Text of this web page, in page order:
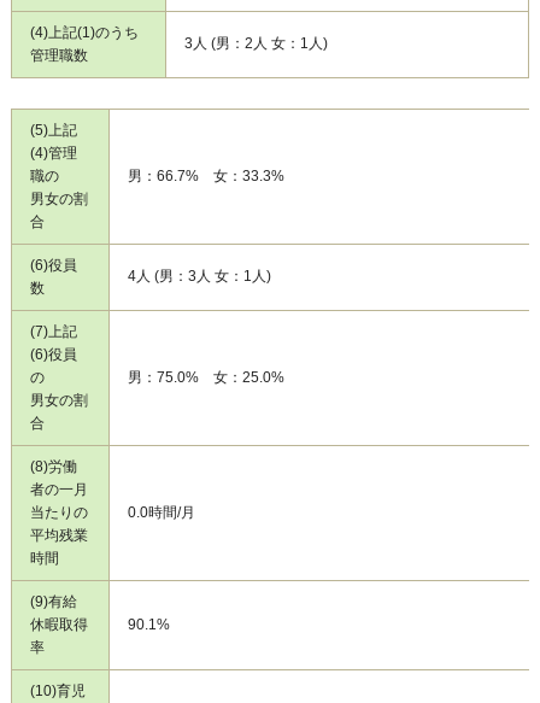
(4)上記(1)のうち
管理職数
3人 (男：2人 女：1人)
(5)上記
(4)管理
職の
男女の割
合
男：66.7% 女：33.3%
(6)役員
数
4人 (男：3人 女：1人)
(7)上記
(6)役員
の
男女の割
合
男：75.0% 女：25.0%
(8)労働
者の一月
当たりの
平均残業
時間
0.0時間/月
(9)有給
休暇取得
率
90.1%
(10)育児